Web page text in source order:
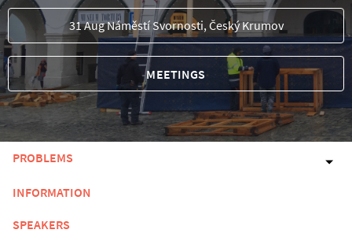
31 Aug Náměstí Svornosti, Český Krumov
MEETINGS
PROBLEMS
INFORMATION
SPEAKERS